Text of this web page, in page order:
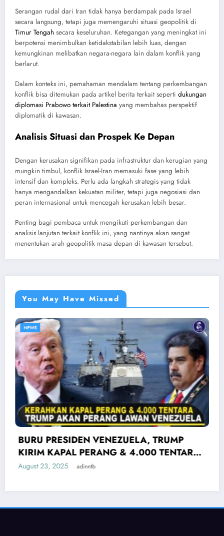
Serangan rudal dari Iran tidak hanya berdampak pada Israel
secara langsung, tetapi juga memengaruhi situasi geopolitik di
Timur Tengah secara keseluruhan. Ketegangan yang meningkat ini
berpotensi menimbulkan ketidakstabilan lebih luas, dengan
kemungkinan melibatkan negara-negara lain dalam konflik yang
berlarut.
Dalam konteks ini, pemahaman mendalam tentang perkembangan
konflik bisa ditemukan pada artikel berita terkait seperti dukungan
diplomasi Prabowo terkait Palestina yang membahas perspektif
diplomatik di kawasan.
Analisis Situasi dan Prospek Ke Depan
Dengan kerusakan signifikan pada infrastruktur dan kerugian yang
mungkin timbul, konflik Israel-Iran memasuki fase yang lebih
intensif dan kompleks. Perlu ada langkah strategis yang tidak
hanya mengandalkan kekuatan militer, tetapi juga negosiasi dan
peran internasional untuk mencegah kerusakan lebih besar.
Penting bagi pembaca untuk mengikuti perkembangan dan
analisis lanjutan terkait konflik ini, yang nantinya akan sangat
menentukan arah geopolitik masa depan di kawasan tersebut.
You May Have Missed
PRESIDEN VENEZUELA, TRUMP
KAPAL PERANG & 4.000 TENTARA!
Konflik AS vs Venezuela
23, 2025 adinntb